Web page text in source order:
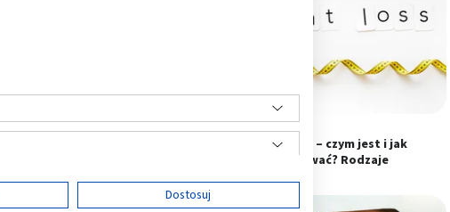
Głodówka – czym jest i jak
przetrwać? Rodzaje
Dostosuj